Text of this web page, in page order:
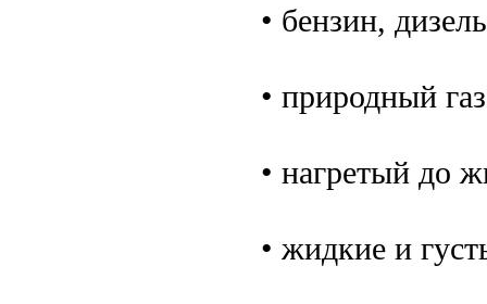
• бензин,
• природный
• нагретый до
• жидкие и